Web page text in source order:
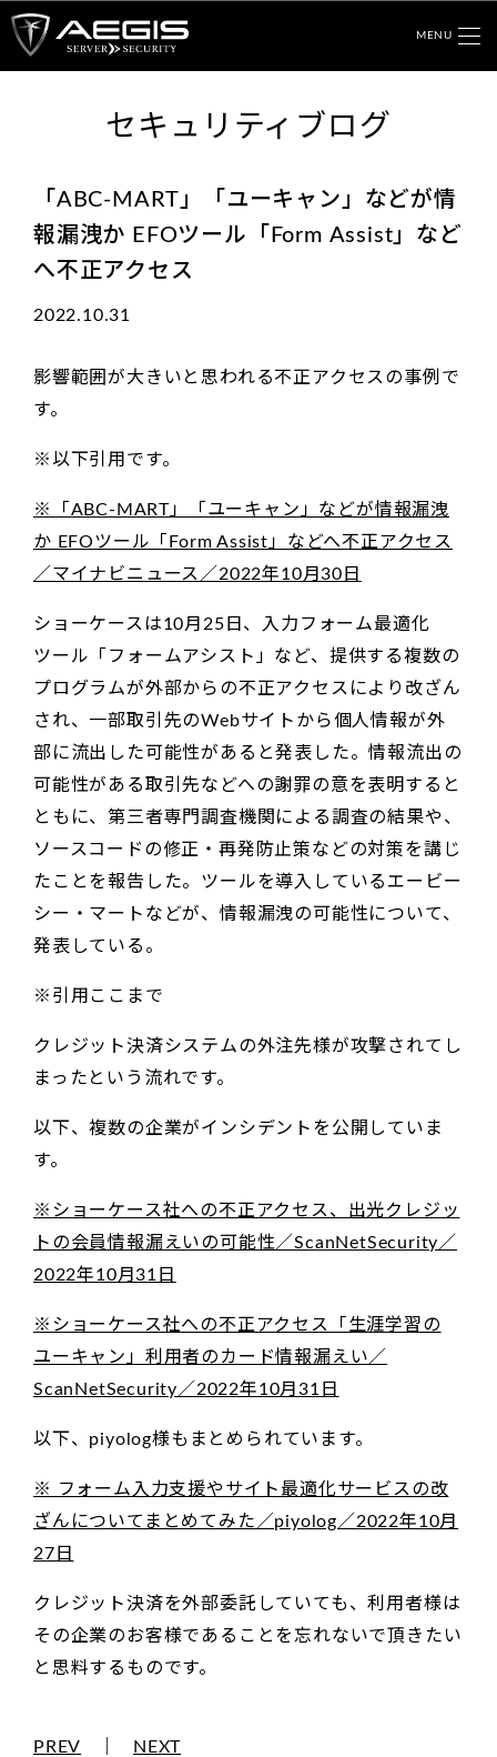
MENU
セキュリティブログ
「ABC-MART」「ユーキャン」などが情
報漏洩か EFOツール「Form Assist」など
へ不正アクセス
2022.10.31
影響範囲が大きいと思われる不正アクセスの事例で
す。
※以下引用です。
※「ABC-MART」「ユーキャン」などが情報漏洩
か EFOツール「Form Assist」などへ不正アクセス
／マイナビニュース／2022年10月30日
ショーケースは10月25日、入力フォーム最適化
ツール「フォームアシスト」など、提供する複数の
プログラムが外部からの不正アクセスにより改ざん
され、一部取引先のWebサイトから個人情報が外
部に流出した可能性があると発表した。情報流出の
可能性がある取引先などへの謝罪の意を表明すると
ともに、第三者専門調査機関による調査の結果や、
ソースコードの修正・再発防止策などの対策を講じ
たことを報告した。ツールを導入しているエービー
シー・マートなどが、情報漏洩の可能性について、
発表している。
※引用ここまで
クレジット決済システムの外注先様が攻撃されてし
まったという流れです。
以下、複数の企業がインシデントを公開していま
す。
※ショーケース社への不正アクセス、出光クレジッ
トの会員情報漏えいの可能性／ScanNetSecurity／
2022年10月31日
※ショーケース社への不正アクセス「生涯学習の
ユーキャン」利用者のカード情報漏えい／
ScanNetSecurity／2022年10月31日
以下、piyolog様もまとめられています。
※ フォーム入力支援やサイト最適化サービスの改
ざんについてまとめてみた／piyolog／2022年10月
27日
クレジット決済を外部委託していても、利用者様は
その企業のお客様であることを忘れないで頂きたい
と思料するものです。
PREV NEXT